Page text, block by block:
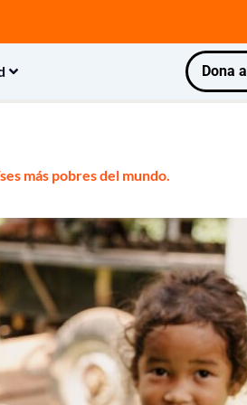
Dona
más pobres del mundo.